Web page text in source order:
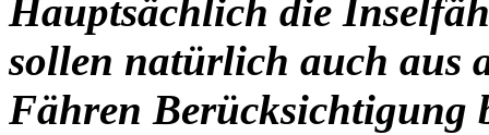
Hauptsächlich die
sollen natürlich auch aus
Fähren Berücksichtigung